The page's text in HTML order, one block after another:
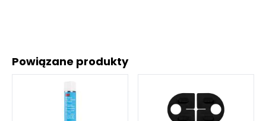
Powiązane produkty